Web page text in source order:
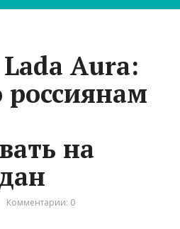
Aura:
россиянам
на
Комментарии: 0